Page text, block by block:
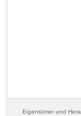
Eigentümer und